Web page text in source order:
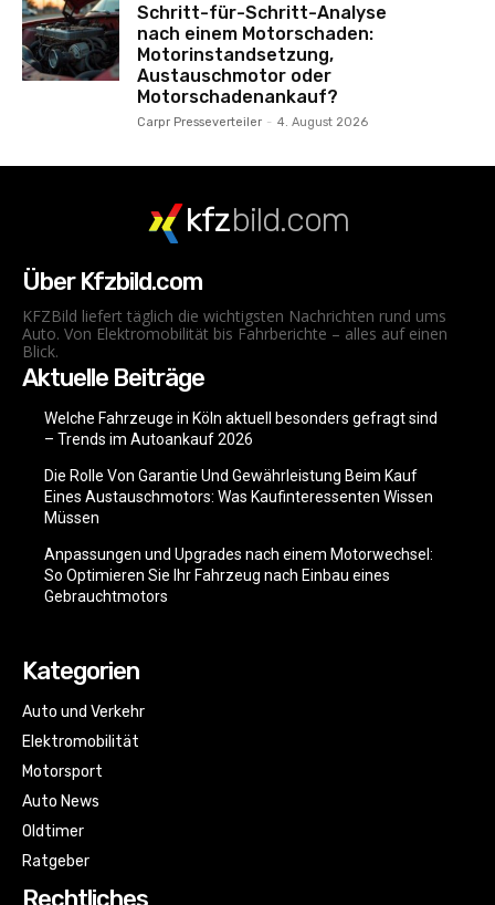
Schritt-für-Schritt-Analyse
nach einem Motorschaden:
Motorinstandsetzung,
Austauschmotor oder
Motorschadenankauf?
Carpr Presseverteiler - 4. August 2026
kfzbild.com
Über Kfzbild.com
KFZBild liefert täglich die wichtigsten Nachrichten rund ums
Auto. Von Elektromobilität bis Fahrberichte – alles auf einen
Blick.
Aktuelle Beiträge
Welche Fahrzeuge in Köln aktuell besonders gefragt sind
– Trends im Autoankauf 2026
Die Rolle Von Garantie Und Gewährleistung Beim Kauf
Eines Austauschmotors: Was Kaufinteressenten Wissen
Müssen
Anpassungen und Upgrades nach einem Motorwechsel:
So Optimieren Sie Ihr Fahrzeug nach Einbau eines
Gebrauchtmotors
Kategorien
Auto und Verkehr
Elektromobilität
Motorsport
Auto News
Oldtimer
Ratgeber